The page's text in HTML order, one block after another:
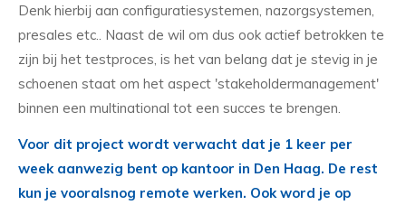
Denk hierbij aan configuratiesystemen, nazorgsystemen,
presales etc.. Naast de wil om dus ook actief betrokken te
zijn bij het testproces, is het van belang dat je stevig in je
schoenen staat om het aspect 'stakeholdermanagement'
binnen een multinational tot een succes te brengen.
Voor dit project wordt verwacht dat je 1 keer per
week aanwezig bent op kantoor in Den Haag. De rest
kun je vooralsnog remote werken. Ook word je op